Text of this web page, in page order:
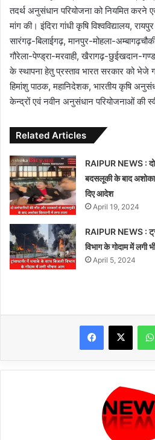
तदर्थ अनुसंधान परियोजना को नियमित करने
मांग की। इंदिरा गांधी कृषि विश्वविद्यालय,
सारंगढ़-बिलाईगढ़, मानपुर-मोहला-
गौरेला-पेण्ड्रा-मरवाही, खैरागढ़-छुईखदान-
के स्थापना हेतु प्रस्ताव भारत सरकार को
हिमांशु पाठक, महानिदेशक, भारतीय कृषि
केन्द्रों एवं नवीन अनुसंधान परियोजनाओं की
Related Articles
RAIPUR NEWS : दो
बदसलूकी के बाद अशोका
दिए आदेश
April 19, 2024
RAIPUR NEWS :
विभाग के गोदाम में
April 5, 2024